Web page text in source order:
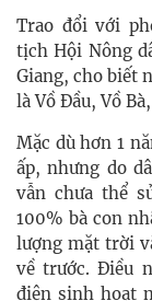
Trao đổi với
tịch Hội Nông
Giang, cho biết
là Vồ Đầu, Vồ
Mặc dù hơn 1
ấp, nhưng do
vẫn chưa thể
100% bà con
lượng mặt trời
về trước. Điều
điện sinh hoạt